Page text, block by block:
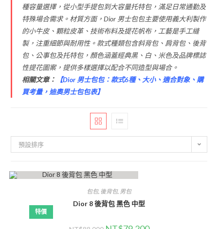
種容量選擇，從小型手提包到大容量托特包，滿足日常通勤及
特殊場合需求。材質方面，Dior 男士包包主要使用義大利製作
的小牛皮、顆粒皮革、技術布料及提花帆布，工藝是手工縫
製，注重細節與耐用性。款式種類包含斜背包、肩背包、後背
包、公事包及托特包，顏色涵蓋經典黑、白、米色及品牌標誌
性提花圖案，提供多樣選擇以配合不同造型與場合。
相關文章：
【Dior 男士包包：款式6種、大小、適合對象、購
買考量，迪奧男士包包表】
預設排序
特價
包包, 後背包, 男包
Dior 8 後背包 黑色 中型